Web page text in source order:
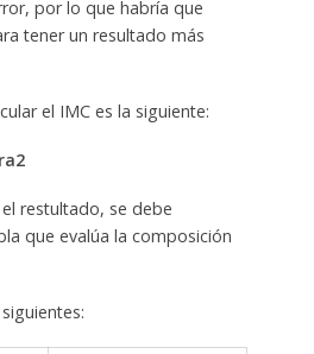
por lo que habría que
tener un resultado más
el IMC es la siguiente:
restultado, se debe
que evalúa la composición